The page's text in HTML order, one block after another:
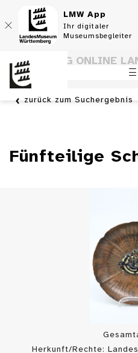
LMW App
Ihr digitaler
Museumsbegleiter
SAMMLUNG ONLINE
WÜRTTEMBERG
zurück zum Suchergebnis
Fünfteilige
Herkunft/Rechte: